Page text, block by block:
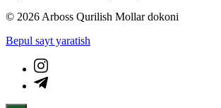
© 2026 Arboss Qurilish Mollar dokoni
Bepul sayt yaratish